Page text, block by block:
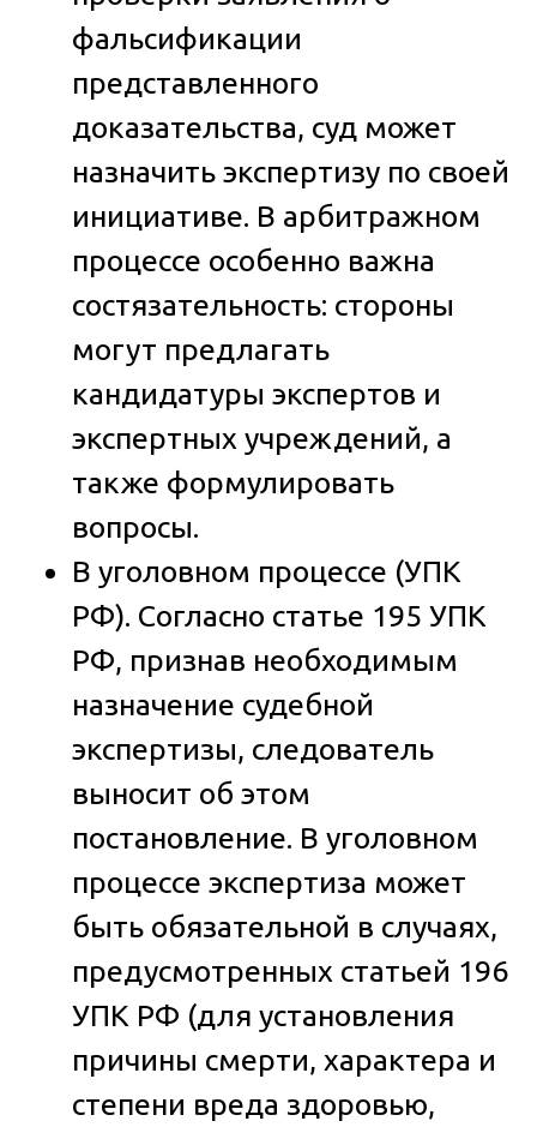
фальсификации
представленного
доказательства, суд может
назначить экспертизу по своей
инициативе. В арбитражном
процессе особенно важна
состязательность: стороны
могут предлагать
кандидатуры экспертов и
экспертных учреждений, а
также формулировать
вопросы.
В уголовном процессе (УПК
РФ). Согласно статье 195 УПК
РФ, признав необходимым
назначение судебной
экспертизы, следователь
выносит об этом
постановление. В уголовном
процессе экспертиза может
быть обязательной в случаях,
предусмотренных статьей 196
УПК РФ (для установления
причины смерти, характера и
степени вреда здоровью,